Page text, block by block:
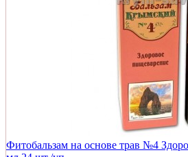
Фитобальзам на основе трав №4